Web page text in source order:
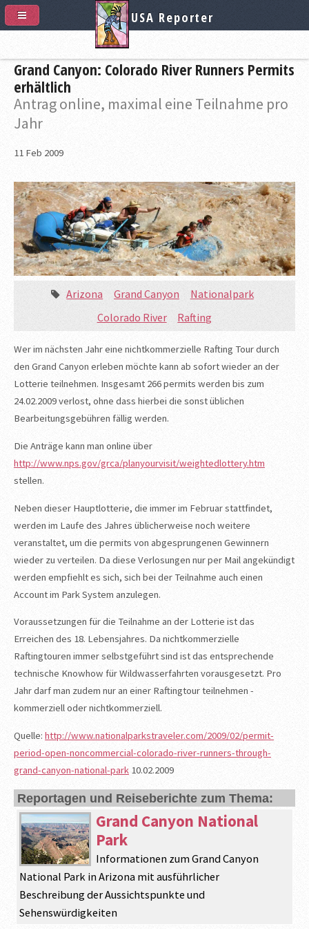
Grand Canyon: Colorado River Runners Permits
erhältlich
Antrag online, maximal eine Teilnahme pro
Jahr
11 Feb 2009
Arizona Grand Canyon
Nationalpark
Colorado River
Rafting
Wer im nächsten Jahr eine nichtkommerzielle Rafting Tour durch
den Grand Canyon erleben möchte kann ab sofort wieder an der
Lotterie teilnehmen. Insgesamt 266 permits werden bis zum
24.02.2009 verlost, ohne dass hierbei die sonst üblichen
Bearbeitungsgebühren fällig werden.
Die Anträge kann man online über
http://www.nps.gov/grca/planyourvisit/weightedlottery.htm
stellen.
Neben dieser Hauptlotterie, die immer im Februar stattfindet,
werden im Laufe des Jahres üblicherweise noch weitere
veranstaltet, um die permits von abgesprungenen Gewinnern
wieder zu verteilen. Da diese Verlosungen nur per Mail angekündigt
werden empfiehlt es sich, sich bei der Teilnahme auch einen
Account im Park System anzulegen.
Voraussetzungen für die Teilnahme an der Lotterie ist das
Erreichen des 18. Lebensjahres. Da nichtkommerzielle
Raftingtouren immer selbstgeführt sind ist das entsprechende
technische Knowhow für Wildwasserfahrten vorausgesetzt. Pro
Jahr darf man zudem nur an einer Raftingtour teilnehmen -
kommerziell oder nichtkommerziell.
Quelle: http://www.nationalparkstraveler.com/2009/02/permit-
period-open-noncommercial-colorado-river-runners-through-
grand-canyon-national-park 10.02.2009
Reportagen und Reiseberichte zum Thema:
Grand Canyon National
Park
Informationen zum Grand Canyon
National Park in Arizona mit ausführlicher
Beschreibung der Aussichtspunkte und
Sehenswürdigkeiten
USA Reporter